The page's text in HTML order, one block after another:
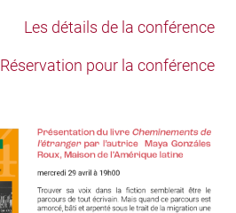
Les détails de la conférence
Réservation pour la conférence